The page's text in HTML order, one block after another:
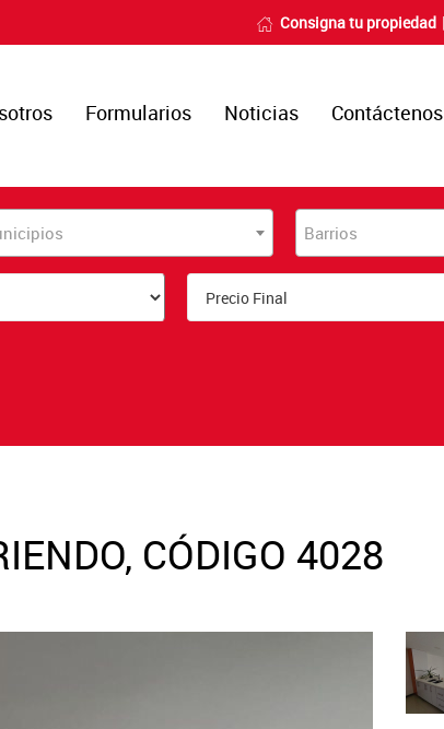
Consigna tu propiedad
Formularios Noticias Contáctenos
Barrios
CÓDIGO 4028